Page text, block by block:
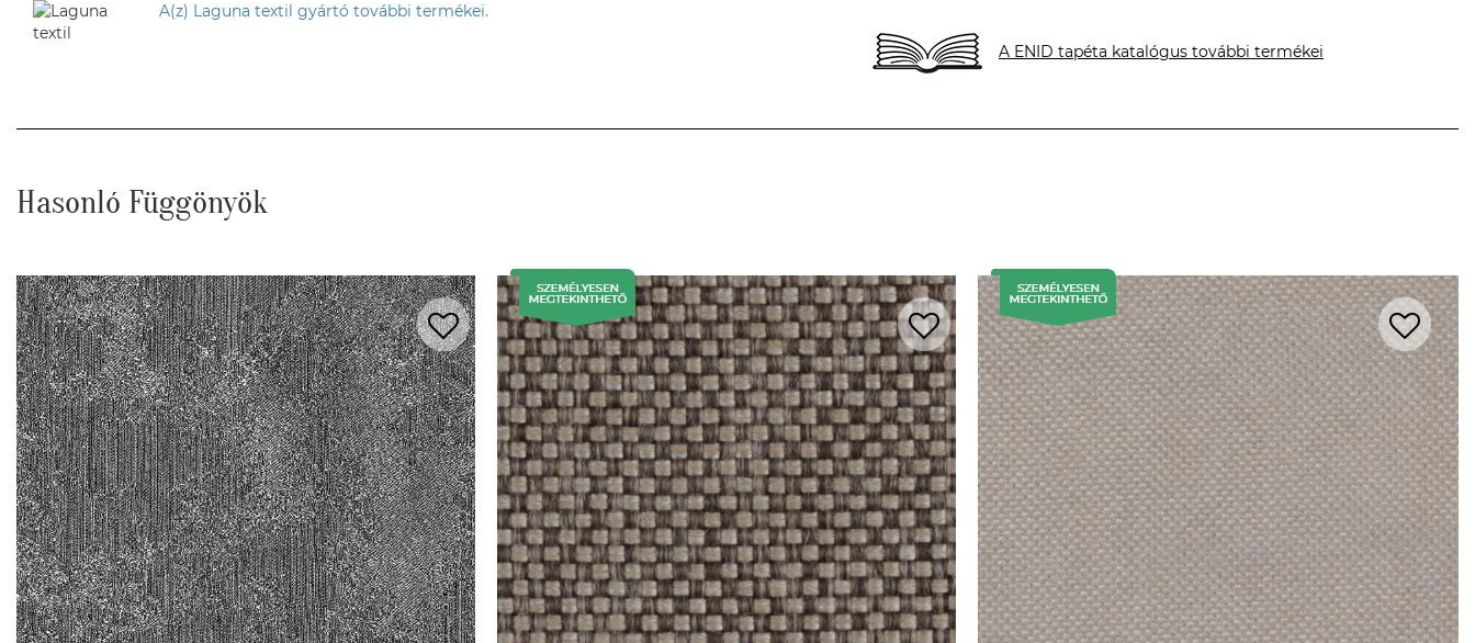
A(z) Laguna textil gyártó további termékei.
A ENID tapéta katalógus további termékei
Hasonló Függönyök